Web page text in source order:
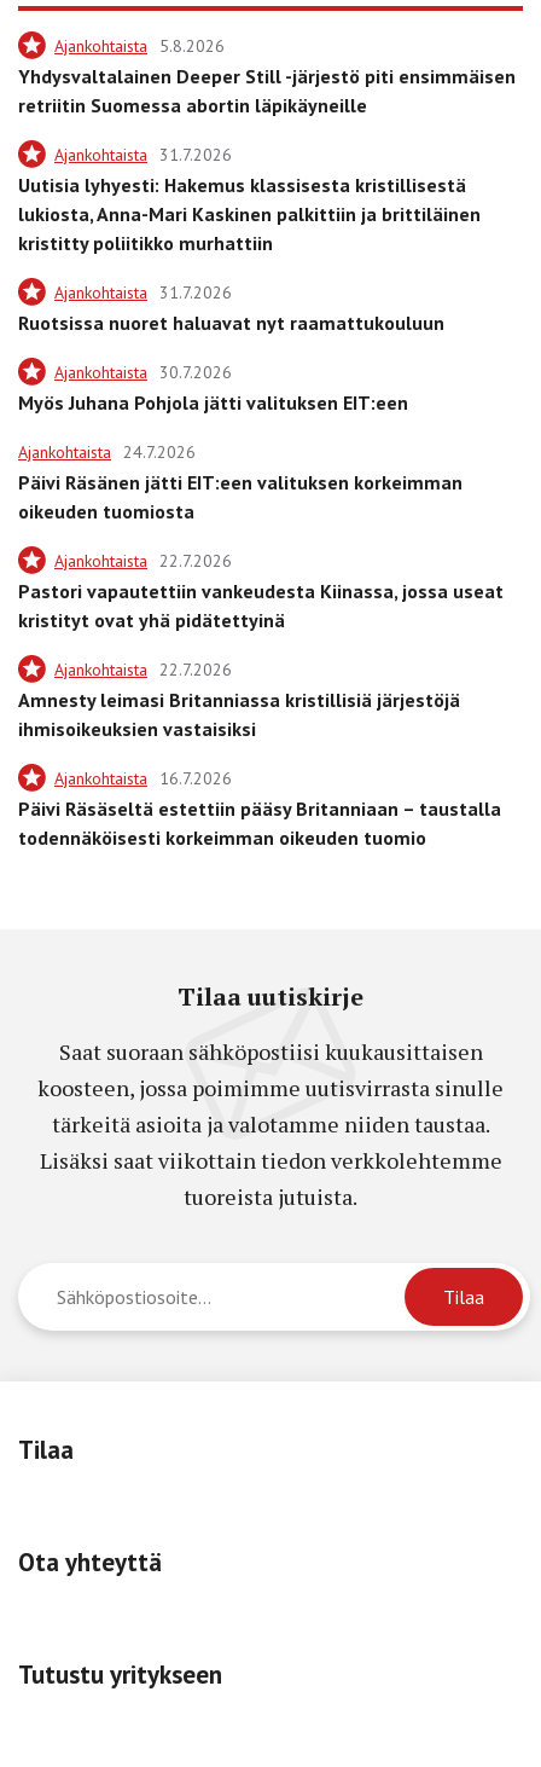
Ajankohtaista 5.8.2026
Yhdysvaltalainen Deeper Still -järjestö piti ensimmäisen
retriitin Suomessa abortin läpikäyneille
Ajankohtaista 31.7.2026
Uutisia lyhyesti: Hakemus klassisesta kristillisestä
lukiosta, Anna-Mari Kaskinen palkittiin ja brittiläinen
kristitty poliitikko murhattiin
Ajankohtaista 31.7.2026
Ruotsissa nuoret haluavat nyt raamattukouluun
Ajankohtaista 30.7.2026
Myös Juhana Pohjola jätti valituksen EIT:een
Ajankohtaista 24.7.2026
Päivi Räsänen jätti EIT:een valituksen korkeimman
oikeuden tuomiosta
Ajankohtaista 22.7.2026
Pastori vapautettiin vankeudesta Kiinassa, jossa useat
kristityt ovat yhä pidätettyinä
Ajankohtaista 22.7.2026
Amnesty leimasi Britanniassa kristillisiä järjestöjä
ihmisoikeuksien vastaisiksi
Ajankohtaista 16.7.2026
Päivi Räsäseltä estettiin pääsy Britanniaan – taustalla
todennäköisesti korkeimman oikeuden tuomio
Tilaa uutiskirje
Saat suoraan sähköpostiisi kuukausittaisen
koosteen, jossa poimimme uutisvirrasta sinulle
tärkeitä asioita ja valotamme niiden taustaa.
Lisäksi saat viikottain tiedon verkkolehtemme
tuoreista jutuista.
Tilaa
Ota yhteyttä
Tutustu yritykseen